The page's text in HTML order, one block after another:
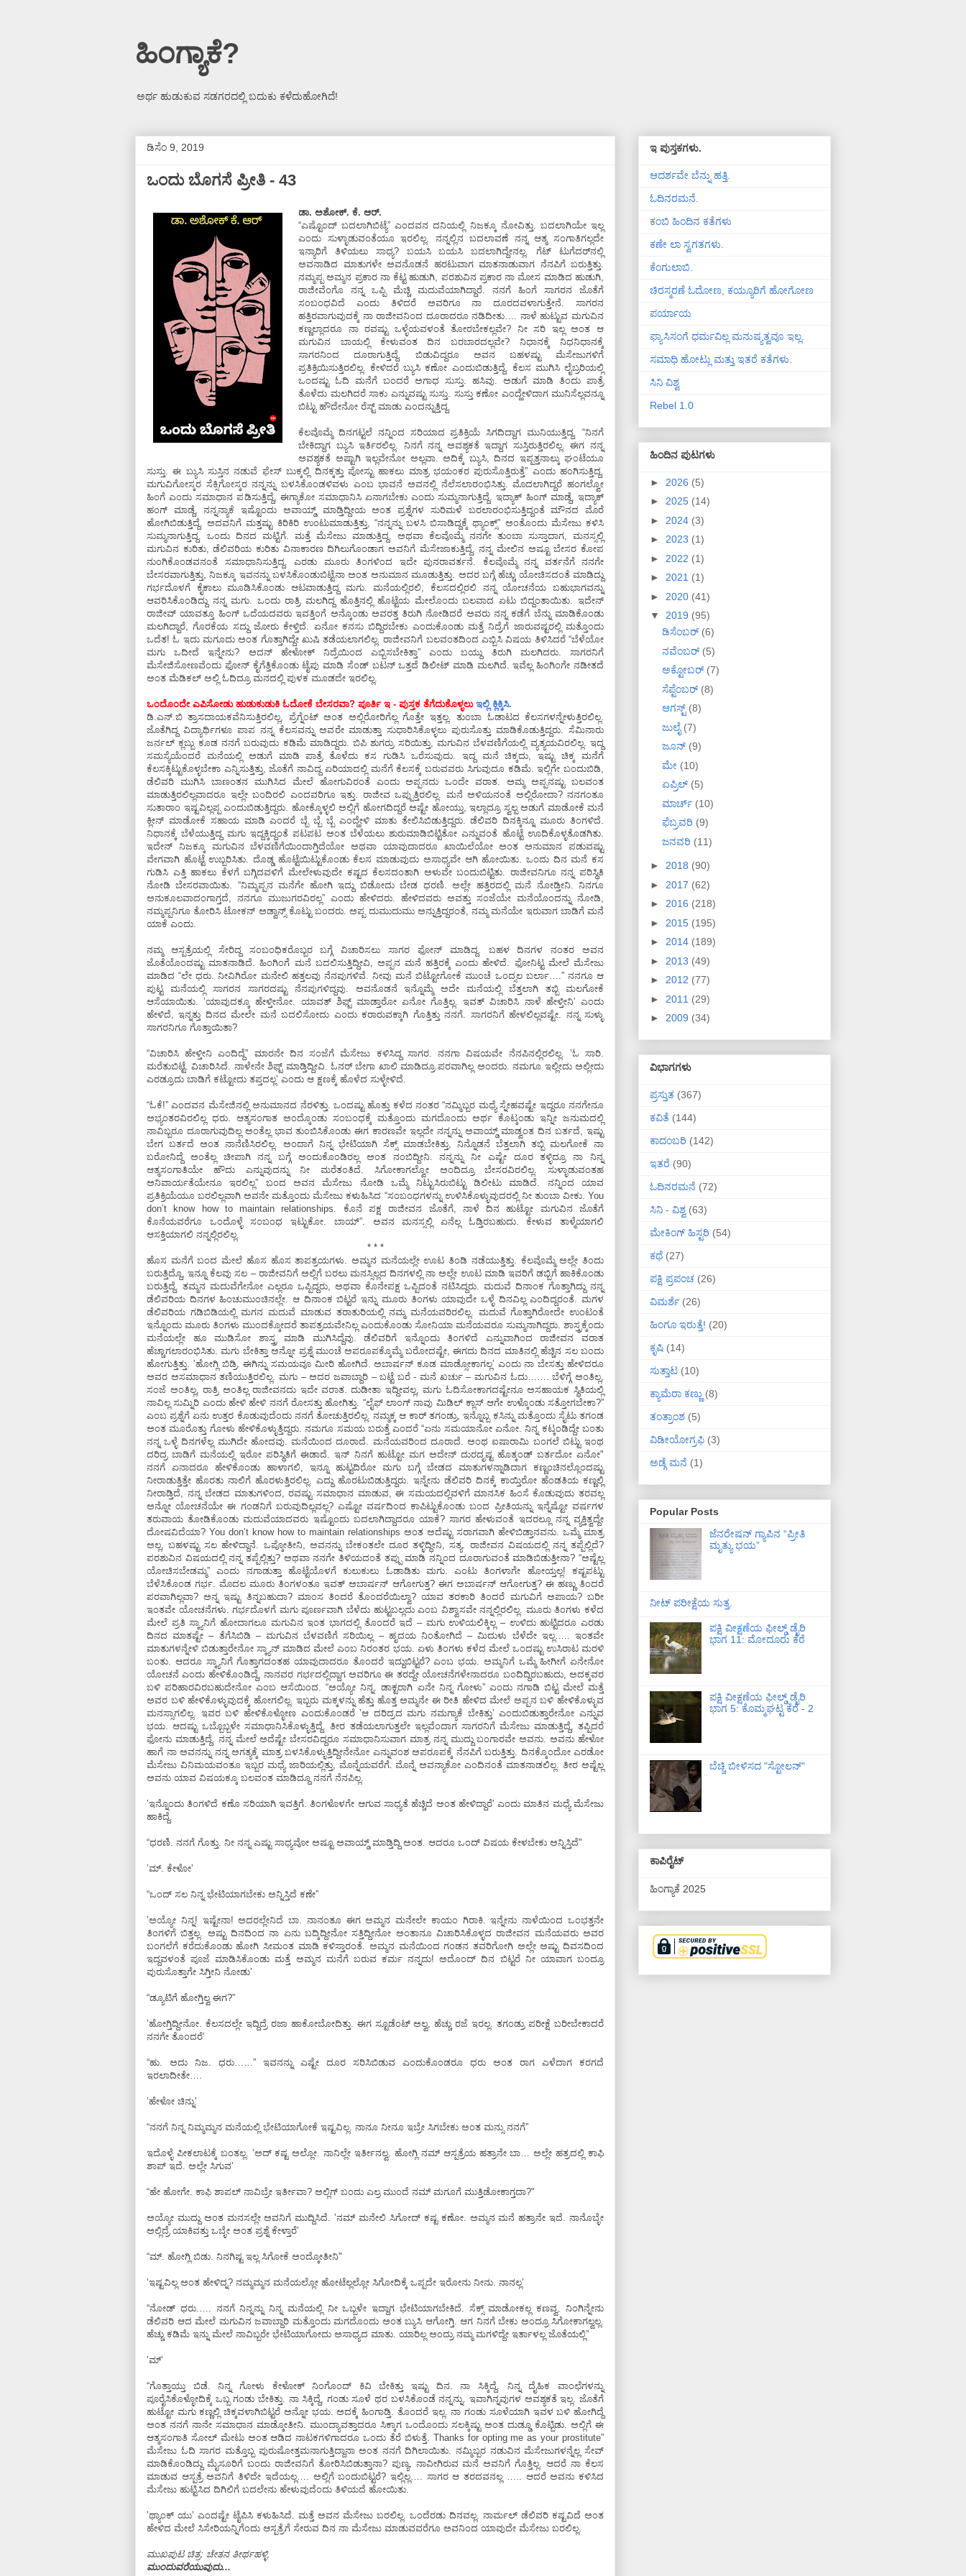
ಹಿಂಗ್ಯಾಕೆ?
ಅರ್ಥ ಹುಡುಕುವ ಸಡಗರದಲ್ಲಿ ಬದುಕು ಕಳೆದುಹೋಗಿದೆ!
ಡಿಸೆಂ 9, 2019
ಒಂದು ಬೊಗಸೆ ಪ್ರೀತಿ - 43
ಡಾ. ಅಶೋಕ್.‌ ಕೆ. ಆರ್.‌
“ಎಷ್ಟೊಂದ್‌ ಬದಲಾಗಿಬಿಟ್ಯೆ” ಎಂದವನ ದನಿಯಲ್ಲಿ ನಿಜಕ್ಕೂ ನೋವಿತ್ತು. ಬದಲಾಗಿಯೇ ಇಲ್ಲ
ಎಂದು ಸುಳ್ಳಾಡುವಂತೆಯೂ ಇರಲಿಲ್ಲ. ನನ್ನಲ್ಲಿನ ಬದಲಾವಣೆ ನನ್ನ ಆತ್ಮ ಸಂಗಾತಿಗಲ್ಲದೇ
ಇನ್ಯಾರಿಗೆ ತಿಳಿಯಲು ಸಾಧ್ಯ? ಬಯಸಿ ಬಯಸಿ ಬದಲಾಗಿದ್ದೇನಲ್ಲ. ಗೆಟ್‌ ಟುಗೆದರ್‌ನಲ್ಲಿ
ಅವನಾಡಿದ ಮಾತುಗಳೇ ಅವನೊಡನೆ ಹರಟುವಾಗ ಮಾತನಾಡುವಾಗ ನೆನಪಿಗೆ ಬರುತ್ತಿತ್ತು.
ನಮ್ಮಪ್ಪ ಅಮ್ಮನ ಪ್ರಕಾರ ನಾ ಕೆಟ್ಟ ಹುಡುಗಿ, ಪರಶುವಿನ ಪ್ರಕಾರ ನಾ ಮೋಸ ಮಾಡಿದ ಹುಡುಗಿ,
ರಾಜೀವೆಂಗೊ ನನ್ನ ಒಪ್ಪಿ ಮೆಚ್ಚಿ ಮದುವೆಯಾಗಿದ್ದಾರೆ. ನನಗೆ ಹಿಂಗೆ ಸಾಗರನ ಜೊತೆಗೆ
ಸಂಬಂಧವಿದೆ ಎಂದು ತಿಳಿದರೆ ಅವರಿಗೂ ನಾ ದೂರದವಳಾಗುತ್ತೇನೆ. ಸಾಗರನ
ಹತ್ತಿರವಾಗುವುದಕ್ಕೆ ನಾ ರಾಜೀವನಿಂದ ದೂರಾದರೂ ನಡಿದೀತು…. ನಾಳೆ ಹುಟ್ಟುವ ಮಗುವಿನ
ಕಣ್ಣಲ್ಲಾದರೂ ನಾ ರವಷ್ಟು ಒಳ್ಳೆಯವಳಂತೆ ತೋರಬೇಕಲ್ಲವೇ? ನೀ ಸರಿ ಇಲ್ಲ ಅಂತ ಆ
ಮಗುವಿನ ಬಾಯಲ್ಲಿ ಕೇಳುವಂತ ದಿನ ಬರಬಾರದಲ್ಲವೇ? ನಿಧಾನಕ್ಕೆ ನಿಧನಿಧಾನಕ್ಕೆ
ಸಾಗರನಿಂದ ದೂರಾಗುತ್ತಿದ್ದೆ. ಬಿಡುವಿದ್ದರೂ ಅವನ ಬಹಳಷ್ಟು ಮೆಸೇಜುಗಳಿಗೆ
ಪ್ರತಿಕ್ರಿಯಿಸುತ್ತಿರಲಿಲ್ಲ. ಕೇಳಿದರೆ ಬ್ಯುಸಿ ಕಣೋ ಎಂದುಬಿಡುತ್ತಿದ್ದೆ. ಕೆಲಸ ಮುಗಿಸಿ ಲೈಬ್ರರಿಯಲ್ಲಿ
ಒಂದಷ್ಟು ಓದಿ ಮನೆಗೆ ಬಂದರೆ ಅಗಾಧ ಸುಸ್ತು. ಹಸಿವು. ಅಡುಗೆ ಮಾಡಿ ತಿಂದು ಪಾತ್ರೆ
ತೊಳೆದು ಮಲಗಿದರೆ ಸಾಕು ಎನ್ನುವಷ್ಟು ಸುಸ್ತು. ಸುಸ್ತು ಕಣೋ ಎಂದ್ಹೇಳಿದಾಗ ಮುನಿಸೆಲ್ಲವನ್ನೂ
ಬಿಟ್ಟು ಹೌದೇನೋ ರೆಸ್ಟ್‌ ಮಾಡು ಎಂದನ್ನುತ್ತಿದ್ದ.
ಕೆಲವೊಮ್ಮೆ ದಿನಗಟ್ಟಲೆ ನನ್ನಿಂದ ಸರಿಯಾದ ಪ್ರತಿಕ್ರಿಯೆ ಸಿಗದಿದ್ದಾಗ ಮುನಿಯುತ್ತಿದ್ದ. “ನಿನಗೆ
ಬೇಕಿದ್ದಾಗ ಬ್ಯುಸಿ ಇರ್ತಿರಲಿಲ್ಲ. ನಿನಗೆ ನನ್ನ ಅವಶ್ಯಕತೆ ಇದ್ದಾಗ ಸುಸ್ತಿರುತ್ತಿರಲಿಲ್ಲ. ಈಗ ನನ್ನ
ಅವಶ್ಯಕತೆ ಅಷ್ಟಾಗಿ ಇಲ್ಲವೇನೋ ಅಲ್ಲವಾ. ಅದಿಕ್ಕೆ ಬ್ಯುಸಿ, ದಿನದ ಇಪ್ಪತ್ತನಾಲ್ಕು ಘಂಟೆಯೂ
ಸುಸ್ತು. ಈ ಬ್ಯುಸಿ ಸುಸ್ತಿನ ನಡುವೆ ಫೇಸ್‌ ಬುಕ್ಕಲ್ಲಿ ದಿನಕ್ಕತ್ತು ಪೋಸ್ಟು ಹಾಕಲು ಮಾತ್ರ ಭಯಂಕರ ಪುರುಸೊತ್ತಿರುತ್ತೆ” ಎಂದು ಹಂಗಿಸುತ್ತಿದ್ದ.
ಮಗುವಿಗೋಸ್ಕರ ಸೆಕ್ಸಿಗೋಸ್ಕರ ನನ್ನನ್ನು ಬಳಸಿಕೊಂಡಳಿವಳು ಎಂಬ ಭಾವನೆ ಅವನಲ್ಲಿ ನೆಲೆಸಲಾರಂಭಿಸಿತ್ತು. ಮೊದಲಾಗಿದ್ದರೆ ಹಂಗಲ್ವೋ
ಹಿಂಗೆ ಎಂದು ಸಮಾಧಾನ ಪಡಿಸುತ್ತಿದ್ದೆ, ಈಗ್ಯಾಕೋ ಸಮಾಧಾನಿಸಿ ಏನಾಗಬೇಕು ಎಂದು ಸುಮ್ಮನಾಗುತ್ತಿದ್ದೆ. ಇದ್ಯಾಕ್‌ ಹಿಂಗ್‌ ಮಾಡ್ದೆ, ಇದ್ಯಾಕ್‌
ಹಂಗ್‌ ಮಾಡ್ದೆ, ನನ್ನನ್ಯಾಕೆ ಇಷ್ಟೊಂದು ಅವಾಯ್ಡ್‌ ಮಾಡ್ತಿದ್ದೀಯ ಅಂತ ಪ್ರಶ್ನೆಗಳ ಸುರಿಮಳೆ ಬರಲಾರಂಭಿಸುತ್ತಿದ್ದಂತೆ ಮೌನದ ಮೊರೆ
ಹೋಗಿಬಿಡುತ್ತಿದ್ದೆ. ಅದವನಿಗೆ ಮತ್ತಷ್ಟು ಕಿರಿಕಿರಿ ಉಂಟುಮಾಡುತ್ತಿತ್ತು, “ನನ್ನನ್ನು ಬಳಸಿ ಬಿಸಾಡಿದ್ದಕ್ಕೆ ಥ್ಯಾಂಕ್ಸ್‌” ಅಂತೊಂದು ಮೆಸೇಜು ಕಳಿಸಿ
ಸುಮ್ಮನಾಗುತ್ತಿದ್ದ. ಒಂದು ದಿನದ ಮಟ್ಟಿಗೆ. ಮತ್ತೆ ಮೆಸೇಜು ಮಾಡುತ್ತಿದ್ದ. ಅಥವಾ ಕೆಲವೊಮ್ಮೆ ನನಗೇ ತುಂಬಾ ಸುಸ್ತಾದಾಗ, ಮನಸ್ಸಲ್ಲಿ
ಮಗುವಿನ ಕುರಿತು, ಡೆಲಿವರಿಯ ಕುರಿತು ವಿನಾಕಾರಣ ದಿಗಿಲುಗೊಂಡಾಗ ಅವನಿಗೆ ಮೆಸೇಜಾಕುತ್ತಿದ್ದೆ. ನನ್ನ ಮೇಲಿನ ಅಷ್ಟೂ ಬೇಸರ ಕೋಪ
ನುಂಗಿಕೊಂಡವನಂತೆ ಸಮಾಧಾನಿಸುತ್ತಿದ್ದ. ಎರಡು ಮೂರು ತಿಂಗಳಿಂದ ಇದೇ ಪುನರಾವರ್ತನೆ. ಕೆಲವೊಮ್ಮೆ ನನ್ನ ವರ್ತನೆಗೆ ನನಗೇ
ಬೇಸರವಾಗುತ್ತಿತ್ತು, ನಿಜಕ್ಕೂ ಇವನನ್ನು ಬಳಸಿಕೊಂಡುಬಿಟ್ಟೆನಾ ಅಂತ ಅನುಮಾನ ಮೂಡುತ್ತಿತ್ತು. ಅದರ ಬಗ್ಗೆ ಹೆಚ್ಚು ಯೋಚಿಸದಂತೆ ಮಾಡಿದ್ದು
ಗರ್ಭದೊಳಗೆ ಕೈಕಾಲು ಮೂಡಿಸಿಕೊಂಡು ಆಟವಾಡುತ್ತಿದ್ದ ಮಗು. ಮನೆಯಲ್ಲಿರಲಿ, ಕೆಲಸದಲ್ಲಿರಲಿ ನನ್ನ ಯೋಚನೆಯ ಬಹುಭಾಗವನ್ನು
ಆವರಿಸಿಕೊಂಡಿದ್ದು ನನ್ನ ಮಗು. ಒಂದು ರಾತ್ರಿ ಮಲಗಿದ್ದ ಹೊತ್ತಿನಲ್ಲಿ ಹೊಟ್ಟೆಯ ಮೇಲೊಂದು ಬಲವಾದ ಏಟು ಬಿದ್ದಂತಾಯಿತು. ಇದೇನ್‌
ರಾಜೀವ್‌ ಯಾವತ್ತೂ ಹಿಂಗ್‌ ಒದೆಯದವರು ಇವತ್ತಿಂಗೆ ಅನ್ಕೊಂಡು ಅವರತ್ತ ತಿರುಗಿ ನೋಡಿದರೆ ಅವರು ನನ್ನ ಕಡೆಗೆ ಬೆನ್ನು ಮಾಡಿಕೊಂಡು
ಮಲಗಿದ್ದಾರೆ, ಗೊರಕೆಯ ಸದ್ದು ಜೋರು ಕೇಳ್ತಿದೆ. ಏನೋ ಕನಸು ಬಿದ್ದಿರಬೇಕು ಎಂದುಕೊಂಡು ಮತ್ತೆ ನಿದ್ರೆಗೆ ಜಾರುವಷ್ಟರಲ್ಲಿ ಮತ್ತೊಂದು
ಒದೆತ! ಓ ಇದು ಮಗೂದು ಅಂತ ಗೊತ್ತಾಗಿದ್ದೇ ಖುಷಿ ತಡೆಯಲಾಗಲಿಲ್ಲ. ರಾಜೀವನಿಗೆ ಬಲವಂತದಿಂದ ಎಬ್ಬಿಸಿ ವಿಷಯ ತಿಳಿಸಿದರೆ “ಬೆಳೆಯೋ
ಮಗು ಒದೀದೆ ಇನ್ನೇನು? ಅದನ್‌ ಹೇಳೋಕ್‌ ನಿದ್ರೆಯಿಂದ ಎಬ್ಬಿಸಬೇಕಿತ್ತಾ” ಎಂದು ಬಯ್ದು ತಿರುಗಿ ಮಲಗಿದರು. ಸಾಗರನಿಗೆ
ಮೆಸೇಜಿಸೋಣವೆಂದು ಫೋನ್‌ ಕೈಗೆತ್ತಿಕೊಂಡು ಟೈಪು ಮಾಡಿ ಸೆಂಡ್‌ ಬಟನ್‌ ಒತ್ತದೆ ಡಿಲೀಟ್‌ ಮಾಡಿ ಮಲಗಿದೆ. ಇವೆಲ್ಲ ಹಿಂಗಿಂಗೇ ನಡೀತದೆ
ಅಂತ ಮೆಡಿಕಲ್‌ ಅಲ್ಲಿ ಓದಿದ್ರೂ ಮನದಲ್ಲಿ ಪುಳಕ ಮೂಡದೇ ಇರಲಿಲ್ಲ.
ಒಂದೊಂದೇ ಎಪಿಸೋಡು ಹುಡುಕುಡುಕಿ ಓದೋಕೆ ಬೇಸರವಾ? ಪೂರ್ತಿ ಇ - ಪುಸ್ತಕ ತೆಗೆದುಕೊಳ್ಳಲುಇಲ್ಲಿ ಕ್ಲಿಕ್ಕಿಸಿ.
ಡಿ.ಎನ್.ಬಿ ತ್ರಾಸದಾಯಕವೆನಿಸುತ್ತಿರಲಿಲ್ಲ, ಪ್ರೆಗ್ನೆಂಟ್‌ ಅಂತ ಅಲ್ಲಿರೋರಿಗೆಲ್ಲ ಗೊತ್ತೇ ಇತ್ತಲ್ಲ. ತುಂಬಾ ಓಡಾಟದ ಕೆಲಸಗಳನ್ನೇಳುತ್ತಿರಲಿಲ್ಲ.
ಜೊತೆಗಿದ್ದ ವಿದ್ಯಾರ್ಥಿಗಳೂ ಪಾಪ ನನ್ನ ಕೆಲಸವನ್ನು ಅವರೇ ಮಾಡುತ್ತಾ ಸುಧಾರಿಸಿಕೊಳ್ಳಲು ಪುರುಸೊತ್ತು ಮಾಡಿಕೊಡುತ್ತಿದ್ದರು. ಸೆಮಿನಾರು
ಜರ್ನಲ್‌ ಕ್ಲಬ್ಬು ಕೂಡ ನನಗೆ ಬರುವುದು ಕಡಿಮೆ ಮಾಡಿದ್ದರು. ಬಿಪಿ ಶುಗರ್ರು ಸರಿಯಿತ್ತು, ಮಗುವಿನ ಬೆಳವಣಿಗೆಯಲ್ಲಿ ವ್ಯತ್ಯಯವಿರಲಿಲ್ಲ. ಇದ್ದ
ಸಮಸ್ಯೆಯೆಂದರೆ ಮನೆಯಲ್ಲಿ ಅಡುಗೆ ಮಾಡಿ ಪಾತ್ರೆ ತೊಳೆದು ಕಸ ಗುಡಿಸಿ ಒರೆಸುವುದು. ಇದ್ದ ಮನೆ ಚಿಕ್ಕದು, ಇಷ್ಟು ಚಿಕ್ಕ ಮನೆಗೆ
ಕೆಲಸಕ್ಕಿಟ್ಟುಕೊಳ್ಳಬೇಕಾ ಎನ್ನಿಸುತ್ತಿತ್ತು, ಜೊತೆಗೆ ನಾವಿದ್ದ ಏರಿಯಾದಲ್ಲಿ ಮನೆಗೆ ಕೆಲಸಕ್ಕೆ ಬರುವವರು ಸಿಗುವುದೂ ಕಡಿಮೆ. ಇಲ್ಲಿಗೇ ಬಂದುಬಿಡಿ,
ಡೆಲಿವರಿ ಮುಗಿಸಿ ಬಾಣಂತನ ಮುಗಿಸಿದ ಮೇಲೆ ಹೋಗುವಿರಂತೆ ಎಂದು ಅಪ್ಪನದು ಒಂದೇ ವರಾತ. ಅಮ್ಮ ಅಪ್ಪನಷ್ಟು ಬಲವಂತ
ಮಾಡುತ್ತಿರಲಿಲ್ಲವಾದರೂ ಇಲ್ಲೇ ಬಂದಿರಲಿ ಎಂದವರಿಗೂ ಇತ್ತು. ರಾಜೀವ ಒಪ್ಪುತ್ತಿರಲಿಲ್ಲ. ಮನೆ ಅಳಿಯನಂತೆ ಅಲ್ಲಿರೋದಾ? ನನಗಂತೂ
ಸುತಾರಾಂ ಇಷ್ಟವಿಲ್ಲಪ್ಪ ಎಂದುಬಿಡುತ್ತಿದ್ದರು. ಹೋಕ್ಕೊಳ್ಳಲಿ ಅಲ್ಲಿಗೆ ಹೋಗದಿದ್ದರೆ ಅಷ್ಟೇ ಹೋಯ್ತು, ಇಲ್ಲಾದ್ರೂ ಸ್ವಲ್ಪ ಅಡುಗೆ ಮಾಡೋಕೆ ಮನೆ
ಕ್ಲೀನ್‌ ಮಾಡೋಕೆ ಸಹಾಯ ಮಾಡಿ ಎಂದರೆ ಬ್ಬೆ ಬ್ಬೆ ಬ್ಬೆ ಎಂದ್ಹೇಳಿ ಮಾತು ತೇಲಿಸಿಬಿಡುತ್ತಿದ್ದರು. ಡೆಲಿವರಿ ದಿನಕ್ಕಿನ್ನೂ ಮೂರು ತಿಂಗಳಿದೆ.
ನಿಧಾನಕ್ಕೆ ಬೆಳೆಯುತ್ತಿದ್ದ ಮಗು ಇದ್ದಕ್ಕಿದ್ದಂತೆ ಪಟಪಟ ಅಂತ ಬೆಳೆಯಲು ಶುರುಮಾಡಿಬಿಟ್ಟಿತೋ ಎನ್ನುವಂತೆ ಹೊಟ್ಟೆ ಊದಿಕೊಳ್ಳತೊಡಗಿತು.
ಇದೇನ್‌ ನಿಜಕ್ಕೂ ಮಗುವಿನ ಬೆಳವಣಿಗೆಯಿಂದಾಗ್ತಿದೆಯೋ ಅಥವಾ ಯಾವುದಾದರೂ ಖಾಯಿಲೆಯೋ ಅಂತ ಅನುಮಾನ ಪಡುವಷ್ಟು
ವೇಗವಾಗಿ ಹೊಟ್ಟೆ ಉಬ್ಬರಿಸಿತು. ದೊಡ್ಡ ಹೊಟ್ಟೆಯಿಟ್ಟುಕೊಂಡು ಕೆಲಸ ಮಾಡುವುದು ಅಸಾಧ್ಯವೇ ಆಗಿ ಹೋಯಿತು. ಒಂದು ದಿನ ಮನೆ ಕಸ
ಗುಡಿಸಿ ಎತ್ತಿ ಹಾಕಲು ಕೆಳಗೆ ಬಗ್ಗಿದವಳಿಗೆ ಮೇಲೇಳುವುದೇ ಕಷ್ಟದ ಕೆಲಸದಂತಾಗಿ ಅಳುವೇ ಬಂದುಬಿಟ್ಟಿತು. ರಾಜೀವನಿಗೂ ನನ್ನ ಪರಿಸ್ಥಿತಿ
ನೋಡಿ ಬೇಸರವಾಯಿತು. “ನಿಮ್ಮಪ್ಪನ ಮನೆಗೇ ಹೋಗಿ ಇದ್ದು ಬಿಡೋದು ಬೇಡ ಧರಣಿ. ಅಲ್ಲೇ ಹತ್ತಿರದಲ್ಲಿ ಮನೆ ನೋಡ್ತೀನಿ. ನಿನಗೂ
ಅನುಕೂಲವಾದಂಗಾಗ್ತದೆ, ನನಗೂ ಮುಜುಗರವಿರಲ್ಲ” ಎಂದು ಹೇಳಿದರು. ಹೇಳಿದವರು ಅವತ್ತು ಸಂಜೆಯೇ ಮನೆಯೊಂದನ್ನು ನೋಡಿ,
ನಮ್ಮಪ್ಪನಿಗೂ ತೋರಿಸಿ ಟೋಕನ್‌ ಅಡ್ವಾನ್ಸ್‌ ಕೊಟ್ಟು ಬಂದರು. ಅಪ್ಪ ದುಮುದುಮು ಅನ್ನುತ್ತಿದ್ದರಂತೆ, ನಮ್ಮ ಮನೆಯೇ ಇರುವಾಗ ಬಾಡಿಗೆ ಮನೆ
ಯಾಕೆ ಎಂದು.
ನಮ್ಮ ಆಸ್ಪತ್ರೆಯಲ್ಲಿ ಸೇರಿದ್ದ ಸಂಬಂಧಿಕರೊಬ್ಬರ ಬಗ್ಗೆ ವಿಚಾರಿಸಲು ಸಾಗರ ಫೋನ್‌ ಮಾಡಿದ್ದ. ಬಹಳ ದಿನಗಳ ನಂತರ ಅವನ
ಜೊತೆಯೊಂದಷ್ಟು ಮಾತನಾಡಿದೆ. ಹಿಂಗಿಂಗೆ ಮನೆ ಬದಲಿಸುತ್ತಿದ್ದೀವಿ, ಅಪ್ಪನ ಮನೆ ಹತ್ತಿರಕ್ಕೆ ಎಂದು ಹೇಳಿದೆ. ಫೋನಿಟ್ಟ ಮೇಲೆ ಮೆಸೇಜು
ಮಾಡಿದ “ಲೇ ಧರು. ನೀವಿಗಿರೋ ಮನೇಲಿ ಹತ್ತಲವು ನೆನಪುಗಳಿವೆ. ನೀವು ಮನೆ ಬಿಟ್ಟೋಗೋಕೆ ಮುಂಚೆ ಒಂದ್ಸಲ ಬರ್ಲಾ….” ನನಗೂ ಆ
ಪುಟ್ಟ ಮನೆಯಲ್ಲಿ ಸಾಗರನ ಸಾಗರದಷ್ಟು ನೆನಪುಗಳಿದ್ದವು. ಅವನೊಡನೆ ಇನ್ನೊಮ್ಮೆ ಅದೇ ಮನೆಯಲ್ಲಿ ಬೆತ್ತಲಾಗಿ ತಬ್ಬಿ ಮಲಗೋಕೆ
ಆಸೆಯಾಯಿತು. ʼಯಾವುದಕ್ಕೂ ಹೇಳ್ತೀನೋ. ಯಾವತ್ ಶಿಫ್ಟ್‌ ಮಾಡ್ತಾರೋ ಏನೋ ಗೊತ್ತಿಲ್ಲ. ಇವತ್‌ ವಿಚಾರಿಸಿ ನಾಳೆ ಹೇಳ್ತೀನಿʼ ಎಂದು
ಹೇಳಿದೆ, ಇನ್ನತ್ತು ದಿನದ ಮೇಲೇ ಮನೆ ಬದಲಿಸೋದು ಎಂದು ಕರಾರುವಕ್ಕಾಗಿ ಗೊತ್ತಿತ್ತು ನನಗೆ. ಸಾಗರನಿಗೆ ಹೇಳಲಿಲ್ಲವಷ್ಟೇ. ನನ್ನ ಸುಳ್ಳು
ಸಾಗರನಿಗೂ ಗೊತ್ತಾಯಿತಾ?
“ವಿಚಾರಿಸಿ ಹೇಳ್ತೀನಿ ಎಂದಿದ್ದೆ” ಮಾರನೇ ದಿನ ಸಂಜೆಗೆ ಮೆಸೇಜು ಕಳಿಸಿದ್ದ ಸಾಗರ. ನನಗಾ ವಿಷಯವೇ ನೆನಪಿನಲ್ಲಿರಲಿಲ್ಲ. ʼಓ ಸಾರಿ.
ಮರೆತುಬಿಟ್ಟೆ. ವಿಚಾರಿಸಿದೆ. ನಾಳೇನೇ ಶಿಫ್ಟ್‌ ಮಾಡ್ತಿದ್ದೀವಿ. ಓನರ್‌ ಬೇಗಾ ಖಾಲಿ ಮಾಡಿದ್ರೂ ಪರವಾಗಿಲ್ಲ ಅಂದರು. ನಮಗೂ ಇಲ್ಲೀದು ಅಲ್ಲೀದು
ಎರಡ್ರೂದು ಬಾಡಿಗೆ ಕಟ್ಟೋದು ತಪ್ತದಲ್ಲʼ ಎಂದು ಆ ಕ್ಷಣಕ್ಕೆ ಹೊಳೆದ ಸುಳ್ಳೇಳಿದೆ.
“ಓಕೆ!” ಎಂದವನ ಮೆಸೇಜಿನಲ್ಲಿ ಅನುಮಾನದ ನೆರಳಿತ್ತು. ಒಂದಷ್ಟು ಹೊತ್ತು ಕಳೆದ ನಂತರ “ನಮ್ಮಿಬ್ಬರ ಮಧ್ಯೆ ಸ್ನೇಹವಷ್ಟೇ ಇದ್ದರೂ ನನಗೇನೂ
ಅಭ್ಯಂತರವಿರಲಿಲ್ಲ ಧರು. ಆತ್ಮಸಂಗಾತ ಅಂದ್ಕೊಂಡು ಸಂಬಂಧಕ್ಕೆ ಮತ್ತೊಂದು ಮಗದೊಂದು ಅರ್ಥ ಕೊಟ್ಕಂಡು ಇನ್ನೀ ಜನುಮದಲ್ಲಿ
ನಾವಿಬ್ಬರೂ ದೂರಾಗುವುದಿಲ್ಲ ಅಂತೆಲ್ಲ ಭಾವ ತುಂಬಿಸಿಕೊಂಡು ಈಗ ಕಾರಣವೇ ಇಲ್ಲದೇ ನನ್ನನ್ನು ಅವಾಯ್ಡ್‌ ಮಾಡ್ವಂತ ದಿನ ಬರ್ತದೆ, ಇಷ್ಟು
ಬೇಗ ಬರ್ತದೆ ಅಂತ ನಾನೆಣಿಸಿರಲಿಲ್ಲ. ಅಂದಾಗೆ ನಿನ್ನ ಭೇಟಿಯಾಗಿ ಸೆಕ್ಸ್‌ ಮಾಡಬೇಕಿತ್ತು, ನಿನ್ನೊಡನೆ ಬೆತ್ತಲಾಗಿ ತಬ್ಬಿ ಮಲಗೋಕೆ ನಾ
ಬರೋನಿದ್ದೆ ಅಂತೆಲ್ಲ ಚೀಪಾಗಿ ನನ್ನ ಬಗ್ಗೆ ಅಂದುಕೊಂಡಿರಲ್ಲ ಅಂತ ನಂಬಿದ್ದೀನಿ. ನನ್ನನ್ನು ನೀ ಎಷ್ಟೇ ದೂರ ತಳ್ಳಿದ್ರೂ ನಾ ನಿನ್ನ
ಆತ್ಮಸಂಗಾತಿಯೇ ಹೌದು ಎನ್ನುವುದನ್ನು ನೀ ಮರೆತಂತಿದೆ. ಸಿಗೋಕಾಗಲ್ವೋ ಅಂದಿದ್ರೂ ಬೇಸರವಿರಲಿಲ್ಲ. ಸುಳ್ಳಾಡುವಂತಹ
ಅನಿವಾರ್ಯತೆಯೇನೂ ಇರಲಿಲ್ಲ” ಬಂದ ಅವನ ಮೆಸೇಜು ನೋಡಿ ಒಮ್ಮೆ ನಿಟ್ಟುಸಿರುಬಿಟ್ಟು ಡಿಲೀಟು ಮಾಡಿದೆ. ನನ್ನಿಂದ ಯಾವ
ಪ್ರತಿಕ್ರಿಯೆಯೂ ಬರಲಿಲ್ಲವಾಗಿ ಅವನೇ ಮತ್ತೊಂದು ಮೆಸೇಜು ಕಳುಹಿಸಿದ “ಸಂಬಂಧಗಳನ್ನು ಉಳಿಸಿಕೊಳ್ಳುವುದರಲ್ಲಿ ನೀ ತುಂಬಾ ವೀಕು. You
don’t know how to maintain relationships. ಕೊನೆ ಪಕ್ಷ ರಾಜೀವನ ಜೊತೆಗೆ, ನಾಳೆ ದಿನ ಹುಟ್ಟೋ ಮಗುವಿನ ಜೊತೆಗೆ
ಕೊನೆಯವರೆಗೂ ಒಂದೊಳ್ಳೆ ಸಂಬಂಧ ಇಟ್ಟುಕೋ. ಬಾಯ್”‌. ಅವನ ಮನಸ್ಸಲ್ಲಿ ಏನೆಲ್ಲ ಓಡ್ತಿರಬಹುದು. ಕೇಳುವ ತಾಳ್ಮೆಯಾಗಲಿ
ಆಸಕ್ತಿಯಾಗಲಿ ನನ್ನಲ್ಲಿರಲಿಲ್ಲ.
* * *
ಹೊಸ ಮನೆಗೆ ಬಂದ ಮೇಲೆ ಹೊಸ ಹೊಸ ತಾಪತ್ರಯಗಳು. ಅಮ್ಮನ ಮನೆಯಲ್ಲೇ ಊಟ ತಿಂಡಿ ನಡೆಯುತ್ತಿತ್ತು. ಕೆಲವೊಮ್ಮೆ ಅಲ್ಲೇ ತಿಂದು
ಬರುತ್ತಿದ್ದೊ, ಇನ್ನೂ ಕೆಲವು ಸಲ – ರಾಜೀವನಿಗೆ ಅಲ್ಲಿಗೆ ಬರಲು ಮನಸ್ಸಿಲ್ಲದ ದಿನಗಳಲ್ಲಿ ನಾ ಅಲ್ಲೇ ಊಟ ಮಾಡಿ ಇವರಿಗೆ ಡಬ್ಬಿಗೆ ಹಾಕಿಕೊಂಡು
ಬರುತ್ತಿದ್ದೆ. ತಮ್ಮನ ಮದುವೆಗೇನೋ ಎಲ್ಲರೂ ಒಪ್ಪಿದ್ದರು, ಅಥವಾ ಕೊನೇಪಕ್ಷ ಒಪ್ಪಿದಂತೆ ನಟಿಸಿದ್ದರು. ಮದುವೆ ದಿನಾಂಕ ಗೊತ್ತಾಗಿದ್ದು ನನ್ನ
ಡೆಲಿವರಿಯ ದಿನಗಳ ಹಿಂಚುಮುಂಚಿನಲ್ಲೇ. ಆ ದಿನಾಂಕ ಬಿಟ್ಟರೆ ಇನ್ನು ಮೂರು ತಿಂಗಳು ಯಾವುದೇ ಒಳ್ಳೆ ದಿನವಿಲ್ಲ ಎಂದಿದ್ದರಂತೆ. ಮಗಳ
ಡೆಲಿವರಿಯ ಗಡಿಬಿಡಿಯಲ್ಲಿ ಮಗನ ಮದುವೆ ಮಾಡುವ ತರಾತುರಿಯಲ್ಲಿ ನಮ್ಮ ಮನೆಯವರಿರಲಿಲ್ಲ. ಮದುವೆ ಗೊತ್ತಾಗಿರೋದೇ ಉಂಟಂತೆ
ಇನ್ನೊಂದು ಮೂರು ತಿಂಗಳು ಮುಂದಕ್ಕೋದರೆ ತಾಪತ್ರಯವೇನಿಲ್ಲ ಎಂದುಕೊಂಡು ಸೋನಿಯಾ ಮನೆಯವರೂ ಸುಮ್ಮನಾಗಿದ್ದರು. ಶಾಸ್ತ್ರಕ್ಕೆಂದು
ಮನೆಯಲ್ಲೇ ಹೂ ಮುಡಿಸೋ ಶಾಸ್ತ್ರ ಮಾಡಿ ಮುಗಿಸಿದ್ದೆವು. ಡೆಲಿವರಿಗೆ ಇನ್ನೊಂದು ತಿಂಗಳಿದೆ ಎನ್ನುವಾಗಿಂದ ರಾಜೀವನ ವರಾತ
ಹೆಚ್ಚಾಗಲಾರಂಭಿಸಿತು. ಮಗು ಬೇಕಿತ್ತಾ ಅನ್ನೋ ಪ್ರಶ್ನೆ ಮುಂಚೆ ಅಪರೂಪಕ್ಕೊಮ್ಮೆ ಬರೋದಷ್ಟೇ, ಈಗದು ದಿನದ ಮಾತಿನಲ್ಲಿ ಹೆಚ್ಚಿನ ಸಲ ಬಂದು
ಹೋಗುತ್ತಿತ್ತು. ʼಹೋಗ್ಲಿ ಬಿಡ್ರಿ. ಈಗಿನ್ನು ಸಮಯವೂ ಮೀರಿ ಹೋಗಿದೆ. ಅಬಾರ್ಷನ್‌ ಕೂಡ ಮಾಡ್ಸೋಕಾಗಲ್ಲʼ ಎಂದು ನಾ ಬೇಸತ್ತು ಹೇಳಿದರೂ
ಅವರ ಅಸಮಾಧಾನ ತಣಿಯುತ್ತಿರಲಿಲ್ಲ. ಮಗು – ಅದರ ಜವಾಬ್ದಾರಿ – ಬಟ್ಟೆ ಬರೆ - ಮನೆ ಖರ್ಚು – ಮಗುವಿನ ಓದು……. ಬೆಳಿಗ್ಗೆ ಅಂತಿಲ್ಲ,
ಸಂಜೆ ಅಂತಿಲ್ಲ, ರಾತ್ರಿ ಅಂತಿಲ್ಲ ರಾಜೀವನದು ಇದೇ ವರಾತ. ದುಡೀತಾ ಇದ್ದೀವಲ್ಲ, ಮಗು ಓದಿಸೋಕಾಗದಷ್ಟೇನೂ ಅಸಹಾಯಕ ಸ್ಥಿತಿಯಲ್ಲಿ
ನಾವಿಲ್ಲ ಸುಮ್ನಿರಿ ಎಂದು ಹೇಳಿ ಹೇಳಿ ನನಗೆ ರೋಸತ್ತು ಹೋಗಿತ್ತು. “ಲೈಫ್‌ ಲಾಂಗ್‌ ನಾವು ಮಿಡಿಲ್‌ ಕ್ಲಾಸ್‌ ಆಗೇ ಉಳ್ಕೊಂಡು ಸತ್ತೋಗಬೇಕಾ?”
ಎಂಬ ಪ್ರಶ್ನೆಗೆ ಏನು ಉತ್ತರ ಕೊಡುವುದೆಂದು ನನಗೆ ತೋಚುತ್ತಿರಲಿಲ್ಲ. ನಮ್ಮಕ್ಕ ಆ ಕಾರ್‌ ತಗಂಡ್ರು, ಇನ್ನೊಬ್ಬ ಕಸಿನ್ನು ಮತ್ತೊಂದು ಸೈಟು ತಗಂಡ
ಅಂತ ಮೂರೊತ್ತು ಗೋಳು ಹೇಳಿಕೊಳ್ಳುತ್ತಿದ್ದರು. ನಮಗೂ ಸಮಯ ಬರುತ್ತೆ ಎಂದರೆ “ಏನು ಸಮಯಾನೋ ಏನೋ. ನಿನ್ನ ಕಟ್ಕಂಡಿದ್ದೇ ಬಂತು
ನನ್ನ ಒಳ್ಳೆ ದಿನಗಳೆಲ್ಲ ಮುಗಿದೇ ಹೋದವು. ಮನೆಯಿಂದ ದೂರಾದೆ. ಮನೆಯವರಿಂದ ದೂರಾದೆ. ಅಂಥ ಐಷಾರಾಮಿ ಬಂಗಲೆ ಬಿಟ್ಟು ಇಂಥ
ದರಿದ್ರ ಬಾಡಿಗೆ ಮನೆಯಲ್ಲಿ ಇರೋ ಪರಿಸ್ಥಿತಿಗೆ ಈಡಾದೆ. ಇನ್ ನಿನಗೆ ಹುಟ್ಟೋ ಮಗ ಅದೇನ್‌ ದುರದೃಷ್ಟ ಹೊತ್ಕಂಡ್‌ ಬರ್ತದೋ ಏನೋ"
ನನಗೆ ಏನಾದರೂ ಹೇಳಿಕೊಂಡು ಹಾಳಾಗಲಿ, ಇನ್ನೂ ಹುಟ್ಟದಿರೋ ಮಗು ಬಗ್ಗೆ ಬೇಡದ ಮಾತುಗಳನ್ನಾಡಿದಾಗ ಕಣ್ಣಂಚಿನಲ್ಲೊಂದಷ್ಟು
ನೀರಾಡುತ್ತಿತ್ತೇ ಹೊರತು ನಾಲಿಗೆ ಹೊರಳುತ್ತಿರಲಿಲ್ಲ. ಎದ್ದು ಹೊರಟುಬಿಡುತ್ತಿದ್ದರು. ಇನ್ನೇನು ಡೆಲಿವರಿ ದಿನಕ್ಕೆ ಕಾಯ್ತಿರೋ ಹೆಂಡತಿಯ ಕಣ್ಣಲ್ಲಿ
ನೀರಾಡ್ತಿದೆ, ನನ್ನ ಬೇಡದ ಮಾತುಗಳಿಂದ, ರವಷ್ಟು ಸಮಾಧಾನ ಮಾಡುವ, ಈ ಸಮಯದಲ್ಲಿವಳಿಗೆ ಮಾನಸಿಕ ಹಿಂಸೆ ಕೊಡುವುದು ತರವಲ್ಲ
ಅನ್ನೋ ಯೋಚನೆಯೇ ಈ ಗಂಡನಿಗೆ ಬರುವುದಿಲ್ಲವಲ್ಲ? ಎಷ್ಟೋ ವರ್ಷದಿಂದ ಕಾಪಿಟ್ಟುಕೊಂಡು ಬಂದ ಪ್ರೀತಿಯನ್ನು ಇನ್ನೆಷ್ಟೋ ವರ್ಷಗಳ
ತರುವಾಯ ತೋಡಿಕೊಂಡು ಮದುವೆಯಾದವರು ಇಷ್ಟೊಂದು ಬದಲಾಗಿದ್ದಾದರೂ ಯಾಕೆ? ಸಾಗರ ಹೇಳುವಂತೆ ಇದರಲ್ಲೂ ನನ್ನ ವ್ಯಕ್ತಿತ್ವದ್ದೇ
ದೋಷವಿದೆಯಾ? You don’t know how to maintain relationships ಅಂತ ಅದೆಷ್ಟು ಸರಾಗವಾಗಿ ಹೇಳಿಬಿಡ್ತಾನವನು. ಒಮ್ಮೆ ಮಾತ್ರ
ಅಲ್ಲ, ಬಹಳಷ್ಟು ಸಲ ಹೇಳಿದ್ದಾನೆ. ಒಪ್ಕೋತೀನಿ, ಅವನನ್ನು ಬೇಕಂತಲೇ ದೂರ ತಳ್ಳಿದ್ಧೀನಿ, ಸತ್ಯ. ರಾಜೀವನ ವಿಷಯದಲ್ಲಿ ನನ್ನ ತಪ್ಪೆಲ್ಲಿದೆ?
ಪರಶುವಿನ ವಿಷಯದಲ್ಲಿ ನನ್ನ ತಪ್ಪೆಲ್ಲಿತ್ತು? ಅಥವಾ ನನಗೇ ತಿಳಿಯದಂತೆ ತಪ್ಪು ಮಾಡಿ ನನ್ನಿಂದ ದೂರಾಗುವಂತೆ ಮಾಡಿಬಿಡುತ್ತೀನಾ? “ಅಷ್ಟೆಲ್ಲ
ಯೋಚಿಸಬೇಡಮ್ಮ” ಎಂದು ನಗಾಡುತ್ತಾ ಹೊಟ್ಟೆಯೊಳಗೆ ಕುಲುಕುಲು ಓಡಾಡಿತು ಮಗು. ಎಂಟು ತಿಂಗಳಾಗೇ ಹೋಯ್ತಲ್ಲ! ಕಷ್ಟಪಟ್ಟು
ಬೆಳೆಸಿಕೊಂಡ ಗರ್ಭ. ಮೊದಲ ಮೂರು ತಿಂಗಳಂತೂ ಇವತ್‌ ಅಬಾರ್ಷನ್‌ ಆಗೋಗುತ್ತ? ಈಗ ಅಬಾರ್ಷನ್‌ ಆಗೋಗುತ್ತ? ಈ ಹಣ್ಣು ತಿಂದರೆ
ಪರವಾಗಿಲ್ಲವಾ? ಅನ್ನ ಇಷ್ಟು ತಿನ್ನಬಹುದಾ? ಮಾಂಸ ತಿಂದರೆ ತೊಂದರೆಯಿಲ್ವಾ? ಯಾವ ತರಕಾರಿ ತಿಂದರೆ ಮಗುವಿಗೆ ಅಪಾಯ? ಬರೀ
ಇಂತವೇ ಯೋಚನೆಗಳು. ಗರ್ಭದೊಳಗೆ ಮಗು ಪೂರ್ಣವಾಗಿ ಬೆಳೆದು ಹುಟ್ಟಬಲ್ಲದು ಎಂಬ ವಿಶ್ವಾಸವೇ ನನ್ನಲ್ಲಿರಲಿಲ್ಲ. ಮೂರು ತಿಂಗಳು ಕಳೆದ
ಮೇಲೆ ಪ್ರತಿ ಸ್ಕ್ಯಾನಿಗೆ ಹೋದಾಗಲೂ ಮಗುವಿನ ಇಂತ ಭಾಗದಲ್ಲಿ ತೊಂದರೆ ಇದೆ – ಮಗು ಉಳಿಯಲಿಕ್ಕಿಲ್ಲ – ಉಳಿದು ಹುಟ್ಟಿದರೂ ಎರಡು
ದಿನದ ಮಾತಷ್ಟೇ – ತೆಗೆಸಿಬಿಡಿ – ಮಗುವಿನ ಬೆಳವಣಿಗೆ ಸರಿಯಿಲ್ಲ – ಹೃದಯ ನಿಂತೋಗಿದೆ – ಮಿದುಳು ಬೆಳೆದೇ ಇಲ್ಲ….. ಇಂತವೇ
ಮಾತುಗಳನ್ನೇಳಿ ಬಿಡುತ್ತಾರೇನೋ ಸ್ಕ್ಯಾನ್‌ ಮಾಡಿದ ಮೇಲೆ ಎಂಬ ನಿರಂತರ ಭಯ. ಏಳು ತಿಂಗಳು ಕಳೆದ ಮೇಲೆ ಒಂದಷ್ಟು ಉಸಿರಾಟ ಮರಳಿ
ಬಂತು. ಆದರೂ ಸ್ಕ್ಯಾನಿಗೆ ಗೊತ್ತಾಗದಂತಹ ಯಾವುದಾದರೂ ತೊಂದರೆ ಇದ್ದುಬಿಟ್ಟರೆ? ಎಂಬ ಭಯ. ಅಮ್ಮನಿಗೆ ಒಮ್ಮೆ ಹೀಗೀಗೆ ಏನೇನೋ
ಯೋಚನೆ ಎಂದು ಹೇಳಿಕೊಂಡಿದ್ದೆ, ನಾನವರ ಗರ್ಭದಲ್ಲಿದ್ದಾಗ ಅವರಿಗೂ ಈ ತರದ್ದೇ ಯೋಚನೆಗಳೇನಾದರೂ ಬಂದಿದ್ದಿರಬಹುದು, ಅದಕ್ಕವರ
ಬಳಿ ಪರಿಹಾರವಿರಬಹುದೇನೋ ಎಂಬ ಆಸೆಯಿಂದ. “ಅಯ್ಯೋ ನಿನ್ನ. ಡಾಕ್ಟರಾಗಿ ಏನೇ ನಿನ್ನ ಗೋಳು” ಎಂದು ನಗಾಡಿ ಬಿಟ್ಟ ಮೇಲೆ ಮತ್ತೆ
ಅವರ ಬಳಿ ಹೇಳಿಕೊಳ್ಳುವುದಕ್ಕೆ ಹೋಗಲಿಲ್ಲ. ಇಬ್ಬರು ಮಕ್ಕಳನ್ನು ಹೆತ್ತು ಹೊತ್ತ ಅಮ್ಮನೇ ಈ ರೀತಿ ಹೇಳಿದ ಮೇಲೆ ಅಪ್ಪನ ಬಳಿ ಹೇಳಿಕೊಳ್ಳುವ
ಮನಸ್ಸಾಗಲಿಲ್ಲ. ಇವರ ಬಳಿ ಹೇಳಿಕೊಳ್ಳೋಣ ಎಂದುಕೊಂಡರೆ ʼಆ ದರಿದ್ರದ ಮಗು ನಮಗ್ಯಾಕೆ ಬೇಕಿತ್ತುʼ ಎಂದುಬಿಡುತ್ತಾರೇನೋ ಎನ್ನುವ
ಭಯ. ಆದಷ್ಟು ಒಬ್ಬೊಬ್ಬಳೇ ಸಮಾಧಾನಿಸಿಕೊಳ್ಳುತ್ತಿದ್ದೆ. ತೀರ ತಡೆಯಲಾಗುತ್ತಲೇ ಇಲ್ಲವೆಂದಾಗ ಸಾಗರನಿಗೆ ಮೆಸೇಜು ಮಾಡುತ್ತಿದ್ದೆ, ತಪ್ಪಿದರೆ
ಫೋನು ಮಾಡುತ್ತಿದ್ದೆ. ನನ್ನ ಮೇಲೆ ಅದೆಷ್ಟೇ ಬೇಸರವಿದ್ದರೂ ಸಮಾಧಾನಿಸುವಾಗ ಮಾತ್ರ ನನ್ನ ಮುದ್ದು ಬಂಗಾರವೇ ಅವನು. ಅವನು ಹೇಳೋ
ಹಾಗೆ ನಾ ಅವನನ್ನು ನನ್ನ ಅಗತ್ಯಕ್ಕೆ ಮಾತ್ರ ಬಳಸಿಕೊಳ್ಳುತ್ತಿದ್ದೀನೇನೋ ಎನ್ನುವಂಶ ಅಪರೂಪಕ್ಕೆ ನೆನಪಿಗೆ ಬರುತ್ತಿತ್ತು. ದಿನಕ್ಕೊಂದೋ ಎರಡೋ
ಮೆಸೇಜು ವಿನಿಮಯವಂತೂ ಇಬ್ಬರ ಮಧ್ಯೆ ಜಾರಿಯಲ್ಲಿತ್ತು, ಮೊನ್ನೆಯವರೆಗೆ. ಮೊನ್ನೆ ಅವನ್ಯಾಕೋ ಎಂದಿನಂತೆ ಮಾತನಾಡಲಿಲ್ಲ. ತೀರ ಅಷ್ಟೆಲ್ಲ
ಅವನು ಯಾವ ವಿಷಯಕ್ಕೂ ಬಲವಂತ ಮಾಡಿದ್ದೂ ನನಗೆ ನೆನಪಿಲ್ಲ.
ʼಇನ್ನೊಂದು ತಿಂಗಳಿದೆ ಕಣೊ ಸರಿಯಾಗಿ ಇವತ್ತಿಗೆ. ತಿಂಗಳೊಳಗೇ ಆಗುವ ಸಾಧ್ಯತೆ ಹೆಚ್ಚಿದೆ ಅಂತ ಹೇಳಿದ್ದಾರೆʼ ಎಂದು ಮಾತಿನ ಮಧ್ಯೆ ಮೆಸೇಜು
ಹಾಕಿದ್ದೆ.
“ಧರಣಿ. ನನಗೆ ಗೊತ್ತು. ನೀ ನನ್ನ ಎಷ್ಟು ಸಾಧ್ಯವೋ ಅಷ್ಟೂ ಅವಾಯ್ಡ್‌ ಮಾಡ್ತಿದ್ದಿ ಅಂತ. ಆದರೂ ಒಂದ್‌ ವಿಷಯ ಕೇಳಬೇಕು ಅನ್ನಿಸ್ತಿದೆ"
ʼಮ್.‌ ಕೇಳೋʼ
“ಒಂದ್‌‌ ಸಲ ನಿನ್ನ ಭೇಟಿಯಾಗಬೇಕು ಅನ್ನಿಸ್ತಿದೆ ಕಣೇ”
ʼಅಯ್ಯೋ ನಿನ್ನ! ಇಷ್ಟೇನಾ! ಅದರಲ್ಲೇನಿದೆ ಬಾ. ನಾನಂತೂ ಈಗ ಅಮ್ಮನ ಮನೇಲೇ ಕಾಯಂ ಗಿರಾಕಿ. ಇನ್ನೇನು ನಾಳೆಯಿಂದ ಒಂಭತ್ತನೇ
ತಿಂಗಳಿಗೆ ಬಿತ್ತಲ್ಲ. ಅಷ್ಟು ದಿನದಿಂದ ನಾ ಏನು ಬದ್ಕಿದ್ದೀನೋ ಸತ್ತಿದ್ದೀನೋ ಅಂತಾನೂ ವಿಚಾರಿಸಿಕೊಳ್ಳದ ರಾಜೀವನ ಮನೆಯವರು ಅವರ
ಬಂಗಲೆಗೆ ಕರೆದುಕೊಂಡು ಹೋಗಿ ಸೀಮಂತ ಮಾಡಿ ಕಳಿಸ್ತಾರಂತೆ. ಅಮ್ಮನ ಮನೆಯಿಂದ ಗಂಡನ ತವರಿಗೋಗಿ ಅಲ್ಲೇ ಅಷ್ಟು ದಿವಸದಿಂದ
ಇದ್ದವಳಂತೆ ಪೂಜೆ ಮಾಡಿಸಿಕೊಂಡು ಮತ್ತೆ ಅಮ್ಮನ ಮನೆಗೆ ಬರುವ ಕರ್ಮ ನನ್ನದು! ಅದೊಂದ್‌ ದಿನ ಬಿಟ್ಟರೆ ನೀ ಯಾವಾಗ ಬಂದ್ರೂ
ಪುರುಸೊತ್ತಾಗೇ ಸಿಗ್ತೀನಿ ನೋಡುʼ
“ಡ್ಯೂಟಿಗೆ ಹೋಗ್ತಿಲ್ವ ಈಗ?”
ʼಹೋಗ್ತಿದ್ದೀನೋ. ಕೆಲಸದಲ್ಲೇ ಇದ್ದಿದ್ರೆ ರಜಾ ಹಾಕೋಬೋದಿತ್ತು. ಈಗ ಸ್ಟೂಡೆಂಟ್‌ ಅಲ್ವ, ಹೆಚ್ಚು ರಜೆ ಇರಲ್ಲ. ತಗಂಡ್ರು ಪರೀಕ್ಷೆ ಬರೀಬೇಕಾದರೆ
ನನಗೇ ತೊಂದರೆʼ
“ಹು. ಅದು ನಿಜ. ಧರು……” ಇವನನ್ನು ಎಷ್ಟೇ ದೂರ ಸರಿಸಿಬಿಡುವ ಎಂದುಕೊಂಡರೂ ಧರು ಅಂತ ರಾಗ ಎಳೆದಾಗ ಕರಗದೆ
ಇರಲಾದೀತೇ….
ʼಹೇಳೋ ಚಿನ್ನುʼ
“ನನಗೆ ನಿನ್ನ ನಿಮ್ಮಮ್ಮನ ಮನೆಯಲ್ಲಿ ಭೇಟಿಯಾಗೋಕೆ ಇಷ್ಟವಿಲ್ಲ. ನಾನೂ ನೀನೂ ಇಬ್ರೇ ಸಿಗಬೇಕು ಅಂತ ಮನ್ಸು ನನಗೆ”
ಇದೊಳ್ಳೆ ಪೀಕಲಾಟಕ್ಕೆ ಬಂತಲ್ಲ. ʼಅದ್‌ ಕಷ್ಟ ಅಲ್ಲೋ. ನಾನಿಲ್ಲೇ ಇರ್ತೀನಲ್ವ. ಹೋಗ್ಲಿ ನಮ್‌ ಆಸ್ಪತ್ರೆಯ ಹತ್ರಾನೇ ಬಾ… ಅಲ್ಲೇ ಹತ್ರದಲ್ಲಿ ಕಾಫಿ
ಶಾಪ್‌ ಇದೆ. ಅಲ್ಲೇ ಸಿಗುವʼ
“ಹೇ ಹೋಗೇ. ಕಾಫಿ ಶಾಪಲ್‌ ನಾವಿಬ್ರೇ ಇರ್ತೀವಾ? ಅಲ್ಲಿಗ್‌ ಬಂದು ಎಲ್ರ ಮುಂದೆ ನಮ್‌ ಮಗೂಗೆ ಮುತ್ತಿಡೋಕಾಗ್ತದಾ?"
ಅಯ್ಯೋ ಮುದ್ದು ಅಂತ ಮನಸಲ್ಲೇ ಅವನಿಗೆ ಮುದ್ದಿಸಿದೆ. ʼನಮ್‌ ಮನೇಲಿ ಸಿಗೋದ್‌ ಕಷ್ಟ ಕಣೋ. ಅಮ್ಮನ ಮನೆ ಹತ್ರಾನೇ ಇದೆ. ನಾನೊಬ್ಳೇ
ಅಲ್ಲಿದ್ರೆ ಯಾಕಿವತ್ತು ಒಬ್ಳೇ ಅಂತ ಪ್ರಶ್ನೆ ಕೇಳ್ತಾರೆʼ
“ಮ್.‌ ಹೋಗ್ಲಿ ಬಿಡು. ನಿನಗಿಷ್ಟ ಇಲ್ಲ ಸಿಗೋಕೆ ಅಂದ್ಕೋತೀನಿ"
ʼಇಷ್ಟವಿಲ್ಲ ಅಂತ ಹೇಳಿದ್ನ? ನಮ್ಮಮ್ಮನ ಮನೆಯಲ್ಲೋ ಹೋಟೆಲ್ಲಲ್ಲೋ ಸಿಗೋದಿಕ್ಕೆ ಒಪ್ಪದೇ ಇರೋನು ನೀನು. ನಾನಲ್ಲʼ
“ನೋಡ್‌ ಧರು.…. ನನಗೆ ನಿನ್ನನ್ನು ನಿನ್ನ ಮನೆಯಲ್ಲಿ ನೀ ಒಬ್ಬಳೇ ಇದ್ದಾಗ ಭೇಟಿಯಾಗಬೇಕಿದೆ. ಸೆಕ್ಸ್‌ ಮಾಡೋಕಲ್ಲ ಕಣವ್ವ. ನಿಂಗಿನ್ನೇನು
ಡೆಲಿವರಿ ಆದ ಮೇಲೆ ಮಗುವಿನ ಜವಾಬ್ದಾರಿ ಮತ್ತೊಂದು ಮಗದೊಂದು ಅಂತ ಬ್ಯುಸಿ ಆಗೋಗ್ತಿ. ಆಗ ನಿನಗೆ ಬೇಕು ಅಂದ್ರೂ ಸಿಗೋಕಾಗಲ್ವಲ್ಲ.
ಹೆಚ್ಚು ಕಡಿಮೆ ಇನ್ನು ಮೇಲೆ ನಾವಿಬ್ಬರೇ ಭೇಟಿಯಾಗೋದು ಅಸಾಧ್ಯದ ಮಾತು. ಯಾರಿಲ್ಲ ಅಂದ್ರು ನಮ್ಮ ಮಗಳಿದ್ದೇ ಇರ್ತಾಳಲ್ಲ ಜೊತೆಯಲ್ಲಿ”
ʼಮ್‌ʼ
“ಗೊತ್ತಾಯ್ತು ಬಿಡೆ. ನಿನ್ನ ಗೋಳು ಕೇಳೋಕ್‌ ನಿಂಗೊಂದ್‌ ಕಿವಿ ಬೇಕಿತ್ತು ಇಷ್ಟು ದಿನ. ನಾ ಸಿಕ್ಕಿದ್ದೆ. ನಿನ್ನ ದೈಹಿಕ ವಾಂಛೆಗಳನ್ನು
ಪೂರೈಸಿಕೊಳ್ಳೋದಿಕ್ಕೆ ಒಬ್ಬ ಗಂಡು ಬೇಕಿತ್ತು. ನಾ ಸಿಕ್ಕಿದ್ದೆ, ಗಂಡು ಸೂಳೆ ಥರ ಬಳಸಿಕೊಂಡೆ ನನ್ನನ್ನು. ಇವಾಗಿನ್ನವುಗಳ ಅವಶ್ಯಕತೆ ಇಲ್ಲ. ಜೊತೆಗೆ
ಹುಟ್ಟೋ ಮಗು ಕಣ್ಣಲ್ಲಿ ಚಿಕ್ಕವಳಾಗಿಬಿಟ್ಟರೆ ಅನ್ನೋ ಭಯ. ಅದಕ್ಕೆ ಹಿಂಗಾಡ್ತಿ. ತೊಂದರೆ ಇಲ್ಲ. ನಾ ಗಂಡು ಸೂಳೆಯಾಗಿ ಇವಳ ಬಳಿ ಹೋಗಿದ್ದೆ
ಅಂತ ನನಗೆ ನಾನೇ ಸಮಾಧಾನ ಮಾಡ್ಕೋತೀನಿ. ಮುಂದ್ಯಾವತ್ತಾದರೂ ಸಿಕ್ಕಾಗ ಒಂದೊಂದು ಸಲಕ್ಕಿಷ್ಟು ಅಂತ ದುಡ್ಡೂ ಕೊಟ್ಬಿಡು. ಅಲ್ಲಿಗೆ ಈ
ಆತ್ಮಸಂಗಾತಿ ಸೋಲ್‌ ಮೇಟು ಅಂತ ಆಡಿದ ನಾಟಕಗಳಿಗಾದರೂ ಒಂದು ತೆರೆ ಬಿಳುತ್ತೆ. Thanks for opting me as your prostitute”
ಮೆಸೇಜು ಓದಿ ಸಾಗರ ಮತ್ತೊಬ್ಬ ಪುರುಷೋತ್ತಮನಾಗುತ್ತಿದ್ದಾನಾ ಅಂತ ನನಗೆ ದಿಗಿಲಾಯಿತು. ನಮ್ಮಿಬ್ಬರ ನಡುವಿನ ಮೆಸೇಜುಗಳನ್ನೆಲ್ಲ ಸೇವ್‌
ಮಾಡಿಕೊಂಡಿದ್ದು ಮೈಸೂರಿಗೆ ಬಂದು ರಾಜೀವನಿಗೆ ತೋರಿಸಿಬಿಡುತ್ತಾನಾ? ಪುಣ್ಯ, ನಾವೀಗಿರುವ ಮನೆ ಅವನಿಗೆ ಗೊತ್ತಿಲ್ಲ. ಆದರೆ ನಾ ಕೆಲಸ
ಮಾಡುವ ಆಸ್ಪತ್ರೆ ಅವನಿಗೆ ತಿಳಿದೇ ಇದೆಯಲ್ಲ…. ಅಲ್ಲಿಗೆ ಬಂದುಬಿಟ್ಟರೆ? ಇಲ್ಲಿಲ್ಲ…. ಸಾಗರ ಆ ತರದವನಲ್ಲ ….. ಆದರೆ ಅವನು ಕಳಿಸಿದ
ಮೆಸೇಜು ಹುಟ್ಟಿಸಿದ ದಿಗಿಲಿಗೆ ಬದಲೇನು ಹೇಳುವುದೆಂದು ತಿಳಿಯದೆ ಹೋಯಿತು.
ʼಥ್ಯಾಂಕ್‌ ಯುʼ ಎಂದಷ್ಟೇ ಟೈಪಿಸಿ ಕಳುಹಿಸಿದೆ. ಮತ್ತೆ ಅವನ ಮೆಸೇಜು ಬರಲಿಲ್ಲ. ಒಂದೆರಡು ದಿನವಲ್ಲ. ನಾರ್ಮಲ್‌ ಡೆಲಿವರಿ ಕಷ್ಟವಿದೆ ಅಂತ
ಹೇಳಿದ ಮೇಲೆ ಸಿಸೇರಿಯನ್ನಿಗೆಂದು ಆಸ್ಪತ್ರೆಗೆ ಸೇರುವ ದಿನ ನಾ ಮೆಸೇಜು ಮಾಡುವವರೆಗೂ ಅವನಿಂದ ಯಾವುದೇ ಮೆಸೇಜು ಬರಲಿಲ್ಲ.
ಮುಖಪುಟ ಚಿತ್ರ: ಚೇತನ ತೀರ್ಥಹಳ್ಳಿ.
ಮುಂದುವರೆಯುವುದು...
ಇ ಪುಸ್ತಕಗಳು.
ಆದರ್ಶವೇ ಬೆನ್ನು ಹತ್ತಿ.
ಓದಿನರಮನೆ.
ಕಂಬಿ ಹಿಂದಿನ ಕತೆಗಳು
ಕಣೇ ಲಾ ಸ್ವಗತಗಳು.
ಕೆಂಗುಲಾಬಿ.
ಚಿರಸ್ಮರಣೆ ಓದೋಣ, ಕಯ್ಯೂರಿಗೆ ಹೋಗೋಣ
ಪರ್ಯಾಯ
ಫ್ಯಾಸಿಸಂಗೆ ಧರ್ಮವಿಲ್ಲ ಮನುಷ್ಯತ್ವವೂ ಇಲ್ಲ.
ಸಮಾಧಿ ಹೋಟ್ಲು ಮತ್ತು ಇತರೆ ಕತೆಗಳು.
ಸಿನಿ ವಿಶ್ವ
Rebel 1.0
ಹಿಂದಿನ ಪುಟಗಳು
► 2026 (5)
► 2025 (14)
► 2024 (3)
► 2023 (1)
► 2022 (1)
► 2021 (1)
► 2020 (41)
▼ 2019 (95)
ಡಿಸೆಂಬರ್ (6)
ನವೆಂಬರ್ (5)
ಅಕ್ಟೋಬರ್ (7)
ಸೆಪ್ಟೆಂಬರ್ (8)
ಆಗಸ್ಟ್ (8)
ಜುಲೈ (7)
ಜೂನ್ (9)
ಮೇ (10)
ಏಪ್ರಿಲ್ (5)
ಮಾರ್ಚ್ (10)
ಫೆಬ್ರವರಿ (9)
ಜನವರಿ (11)
► 2018 (90)
► 2017 (62)
► 2016 (218)
► 2015 (195)
► 2014 (189)
► 2013 (49)
► 2012 (77)
► 2011 (29)
► 2009 (34)
ವಿಭಾಗಗಳು
ಪ್ರಸ್ತುತ (367)
ಕವಿತೆ (144)
ಕಾದಂಬರಿ (142)
ಇತರೆ (90)
ಓದಿನರಮನೆ (72)
ಸಿನಿ - ವಿಶ್ವ (63)
ಮೇಕಿಂಗ್ ಹಿಸ್ಟರಿ (54)
ಕಥೆ (27)
ಪಕ್ಷಿ ಪ್ರಪಂಚ (26)
ವಿಮರ್ಶೆ (26)
ಹಿಂಗೂ ಇರುತ್ತೆ! (20)
ಕೃಷಿ (14)
ಸುತ್ತಾಟ (10)
ಕ್ಯಾಮೆರಾ ಕಣ್ಣು (8)
ತಂತ್ರಾಂಶ (5)
ವಿಡೀಯೋಗ್ರಫಿ (3)
ಅಡ್ಗೆ ಮನೆ (1)
Popular Posts
ಜೆನರೇಷನ್ ಗ್ಯಾಪಿನ “ಪ್ರೀತಿ
ಮೃತ್ಯು ಭಯ”
ನೀಟ್ ಪರೀಕ್ಷೆಯ ಸುತ್ತ.
ಪಕ್ಷಿ ವೀಕ್ಷಣೆಯ ಫೀಲ್ಡ್‌ ಡೈರಿ
ಭಾಗ 11: ಮೋದೂರು ಕೆರೆ
ಪಕ್ಷಿ ವೀಕ್ಷಣೆಯ ಫೀಲ್ಡ್‌ ಡೈರಿ
ಭಾಗ 5: ಕೊಮ್ಮಘಟ್ಟ ಕೆರೆ - 2
ಬೆಚ್ಚಿ ಬೀಳಿಸದ "ಸ್ಟೋಲನ್"
ಕಾಪಿರೈಟ್
ಹಿಂಗ್ಯಾಕೆ 2025